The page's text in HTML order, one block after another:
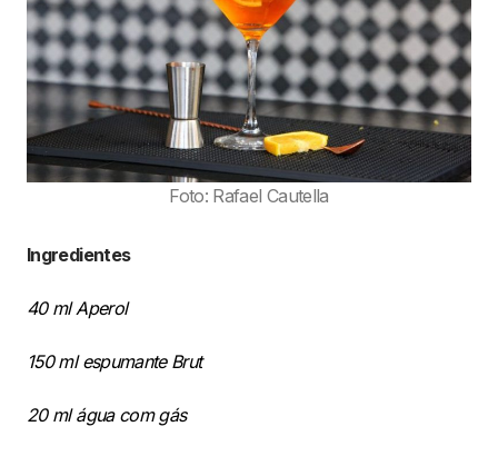
Foto: Rafael Cautella
Ingredientes
40 ml Aperol
150 ml espumante Brut
20 ml água com gás